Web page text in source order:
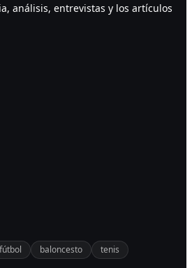
análisis, entrevistas y los artículos
fútbol baloncesto tenis